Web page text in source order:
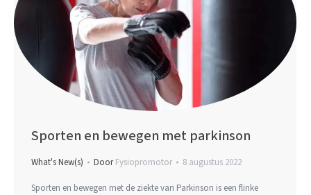
Sporten en bewegen met parkinson
What's New(s) DoorFysiopromotor 8 augustus 2022
Sporten en bewegen met de ziekte van Parkinson is een flinke